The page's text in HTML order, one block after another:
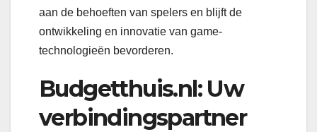
aan de behoeften van spelers en blijft de
ontwikkeling en innovatie van game-
technologieën bevorderen.
Budgetthuis.nl: Uw
verbindingspartner